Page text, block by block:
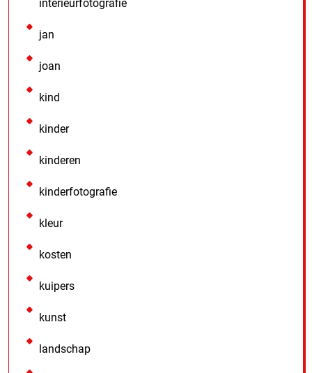
interieurfotografie
jan
joan
kind
kinder
kinderen
kinderfotografie
kleur
kosten
kuipers
kunst
landschap